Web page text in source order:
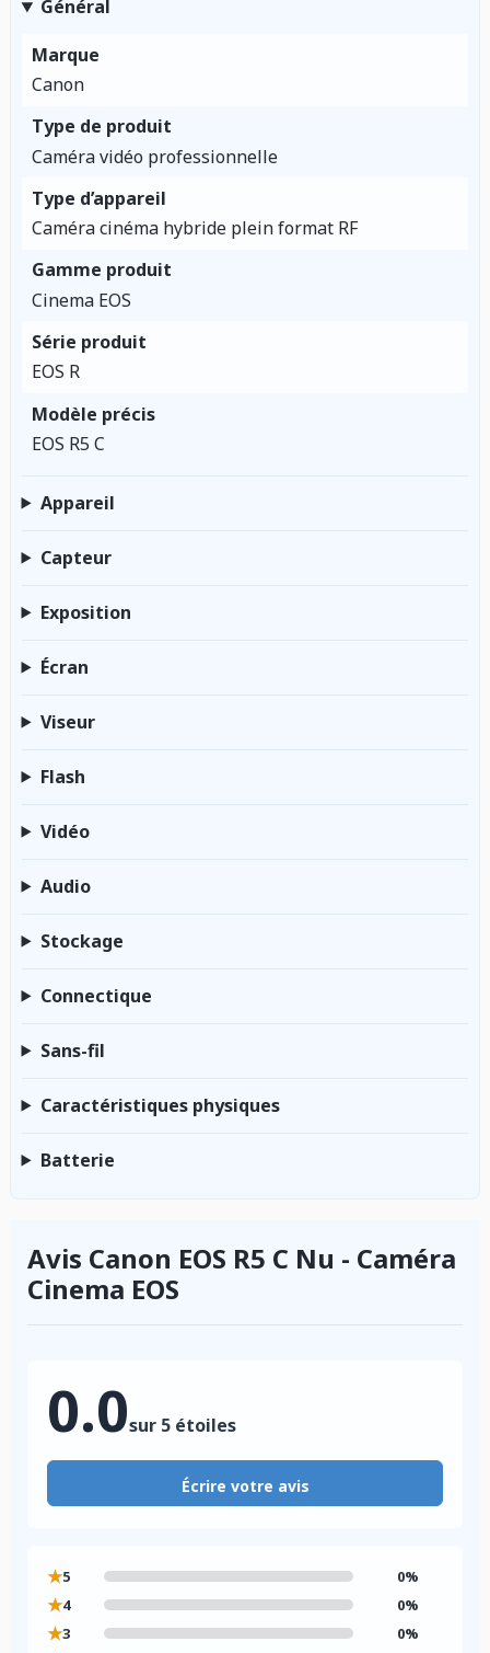
Général
Marque
Canon
Type de produit
Caméra vidéo professionnelle
Type d’appareil
Caméra cinéma hybride plein format RF
Gamme produit
Cinema EOS
Série produit
EOS R
Modèle précis
EOS R5 C
Appareil
Capteur
Exposition
Écran
Viseur
Flash
Vidéo
Audio
Stockage
Connectique
Sans-fil
Caractéristiques physiques
Batterie
Avis Canon EOS R5 C Nu - Caméra
Cinema EOS
0.0sur 5 étoiles
Écrire votre avis
★5 0%
★4 0%
★3 0%